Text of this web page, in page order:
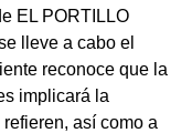
EL PORTILLO
lleve a cabo el
reconoce que la
implicará la
así como a